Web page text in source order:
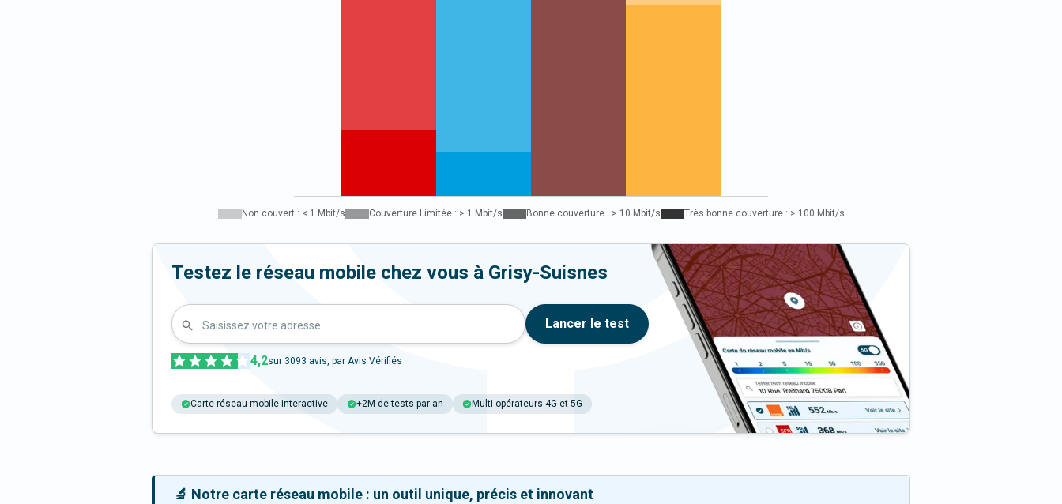
Non couvert : < 1 Mbit/s Couverture Limitée : > 1 Mbit/s Bonne couverture : > 10 Mbit/s Très bonne couverture : > 100 Mbit/s
Testez le réseau mobile chez vous à Grisy-Suisnes
Saisissez votre adresse Lancer le test
4,2sur 3093 avis, par Avis Vérifiés
Carte réseau mobile interactive +2M de tests par an Multi-opérateurs 4G et 5G
🔬 Notre carte réseau mobile : un outil unique, précis et innovant